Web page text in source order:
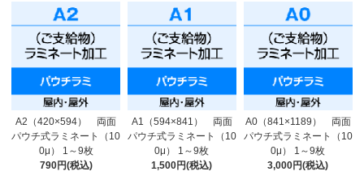
A2（420×594） 両面
パウチ式ラミネート（10
0μ） 1～9枚
790円(税込)
A1（594×841） 両面
パウチ式ラミネート（10
0μ） 1～9枚
1,500円(税込)
A0（841×1189） 両面
パウチ式ラミネート（10
0μ） 1～9枚
3,000円(税込)